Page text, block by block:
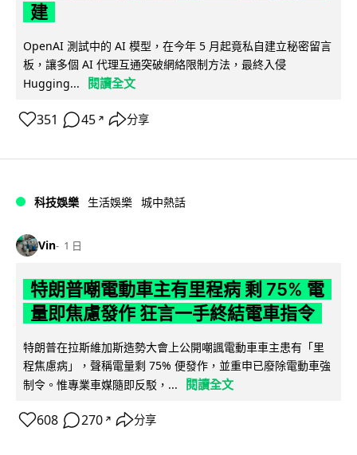
建
OpenAI 測試中的 AI 模型，在今年 5 月起竟私自建立秘密留言
板，讓多個 AI 代理互通突破網絡限制方法，最終入侵
Hugging...
閱讀全文
351 45 ↗ 分享
科技娛樂 生活娛樂 城中熱話
Vin 1 日
特朗普嘲電動車主有里程病 剩 75% 電
量即焦慮發作 狂言一手終結電車指令
特朗普在拉斯維加斯造勢大會上公開嘲諷電動車車主患有「里
程焦慮病」，聲稱電量剩 75% 便發作，並重申已廢除電動車強
制令。惟專業車媒隨即反駁，...
閱讀全文
608 270 ↗ 分享